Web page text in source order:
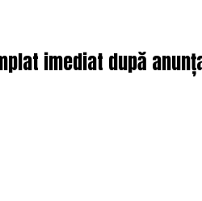
imediat după